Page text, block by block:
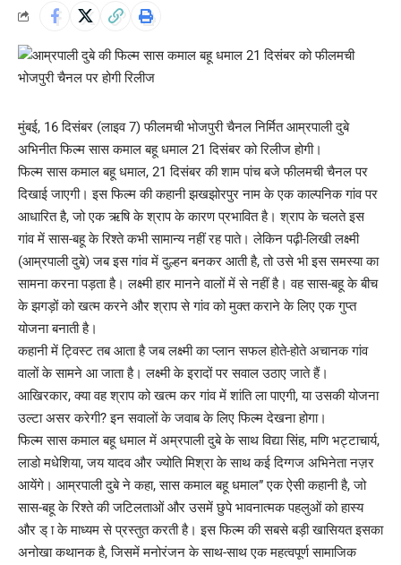
मुंबई, 16 दिसंबर (लाइव 7) फीलमची भोजपुरी चैनल निर्मित आम्रपाली दुबे
अभिनीत फिल्म सास कमाल बहू धमाल 21 दिसंबर को रिलीज होगी।
फिल्म सास कमाल बहू धमाल, 21 दिसंबर की शाम पांच बजे फीलमची चैनल पर
दिखाई जाएगी। इस फिल्म की कहानी झखझोरपुर नाम के एक काल्पनिक गांव पर
आधारित है, जो एक ऋषि के श्राप के कारण प्रभावित है। श्राप के चलते इस
गांव में सास-बहू के रिश्ते कभी सामान्य नहीं रह पाते। लेकिन पढ़ी-लिखी लक्ष्मी
(आम्रपाली दुबे) जब इस गांव में दुल्हन बनकर आती है, तो उसे भी इस समस्या का
सामना करना पड़ता है। लक्ष्मी हार मानने वालों में से नहीं है। वह सास-बहू के बीच
के झगड़ों को खत्म करने और श्राप से गांव को मुक्त कराने के लिए एक गुप्त
योजना बनाती है।
कहानी में ट्विस्ट तब आता है जब लक्ष्मी का प्लान सफल होते-होते अचानक गांव
वालों के सामने आ जाता है। लक्ष्मी के इरादों पर सवाल उठाए जाते हैं।
आखिरकार, क्या वह श्राप को खत्म कर गांव में शांति ला पाएगी, या उसकी योजना
उल्टा असर करेगी? इन सवालों के जवाब के लिए फिल्म देखना होगा।
फिल्म सास कमाल बहू धमाल में अम्रपाली दुबे के साथ विद्या सिंह, मणि भट्टाचार्य,
लाडो मधेशिया, जय यादव और ज्योति मिश्रा के साथ कई दिग्गज अभिनेता नज़र
आयेंगे। आम्रपाली दुबे ने कहा, सास कमाल बहू धमाल” एक ऐसी कहानी है, जो
सास-बहू के रिश्ते की जटिलताओं और उसमें छुपे भावनात्मक पहलुओं को हास्य
और ड् ा के माध्यम से प्रस्तुत करती है। इस फिल्म की सबसे बड़ी खासियत इसका
अनोखा कथानक है, जिसमें मनोरंजन के साथ-साथ एक महत्वपूर्ण सामाजिक